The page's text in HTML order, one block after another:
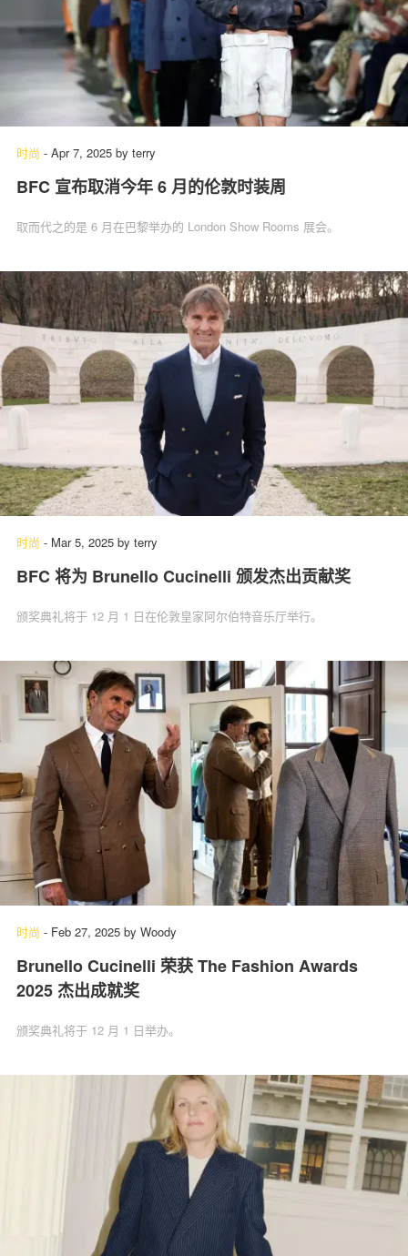
时尚 - Apr 7, 2025 by terry
BFC 宣布取消今年 6 月的伦敦时装周
取而代之的是 6 月在巴黎举办的 London Show Rooms 展会。
时尚 - Mar 5, 2025 by terry
BFC 将为 Brunello Cucinelli 颁发杰出贡献奖
颁奖典礼将于 12 月 1 日在伦敦皇家阿尔伯特音乐厅举行。
时尚 - Feb 27, 2025 by Woody
Brunello Cucinelli 荣获 The Fashion Awards
2025 杰出成就奖
颁奖典礼将于 12 月 1 日举办。